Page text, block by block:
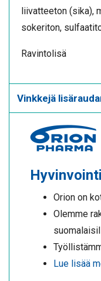
liivatteeton (sika),
sokeriton,
Ravintolisä
Vinkkejä
Orion on
Olemme
Lue lisää